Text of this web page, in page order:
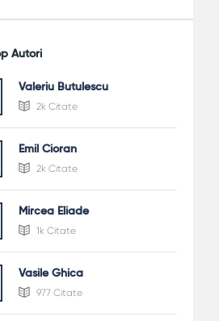
Autori
Valeriu Butulescu
2k Citate
Emil Cioran
2k Citate
Mircea Eliade
1k Citate
Vasile Ghica
977 Citate